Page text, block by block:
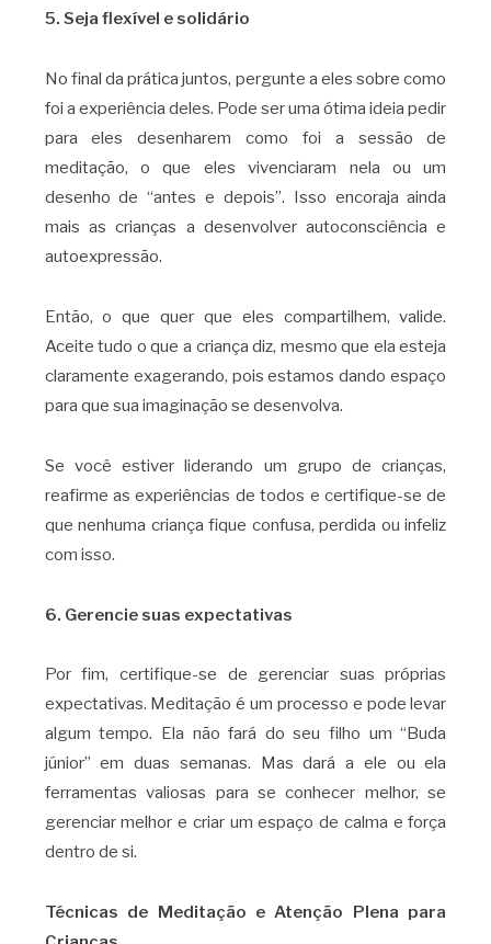
5. Seja flexível e solidário
No final da prática juntos, pergunte a eles sobre como
foi a experiência deles. Pode ser uma ótima ideia pedir
para eles desenharem como foi a sessão de
meditação, o que eles vivenciaram nela ou um
desenho de “antes e depois”. Isso encoraja ainda
mais as crianças a desenvolver autoconsciência e
autoexpressão.
Então, o que quer que eles compartilhem, valide.
Aceite tudo o que a criança diz, mesmo que ela esteja
claramente exagerando, pois estamos dando espaço
para que sua imaginação se desenvolva.
Se você estiver liderando um grupo de crianças,
reafirme as experiências de todos e certifique-se de
que nenhuma criança fique confusa, perdida ou infeliz
com isso.
6. Gerencie suas expectativas
Por fim, certifique-se de gerenciar suas próprias
expectativas. Meditação é um processo e pode levar
algum tempo. Ela não fará do seu filho um “Buda
júnior” em duas semanas. Mas dará a ele ou ela
ferramentas valiosas para se conhecer melhor, se
gerenciar melhor e criar um espaço de calma e força
dentro de si.
Técnicas de Meditação e Atenção Plena para